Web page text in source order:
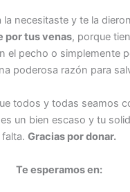
la necesitaste y te la
por tus venas, porque
el pecho o simplemente
poderosa razón para
todos y todas seamos
un bien escaso y tu
falta. Gracias por donar.
Te esperamos en: